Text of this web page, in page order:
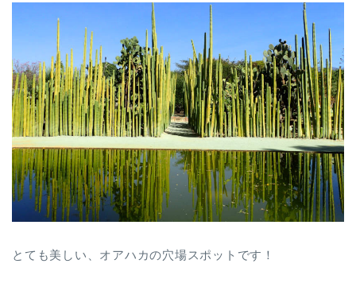
とても美しい、オアハカの穴場スポットです！